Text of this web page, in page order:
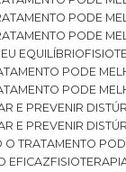
PODE
PODE
EQUILÍBRIO
PODE
PODE
E PREVENIR
E PREVENIR
O TRATAMENTO
EFICAZ